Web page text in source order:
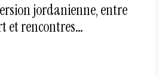
jordanienne, entre
et rencontres